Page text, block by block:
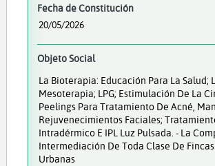
Fecha de Constitución
20/05/2026
Objeto Social
La Bioterapia: Educación Para La Salud;
Mesoterapia; LPG; Estimulación De La
Peelings Para Tratamiento De Acné,
Rejuvenecimientos Faciales;
Intradérmico E IPL Luz Pulsada. - La
Intermediación De Toda Clase De
Urbanas